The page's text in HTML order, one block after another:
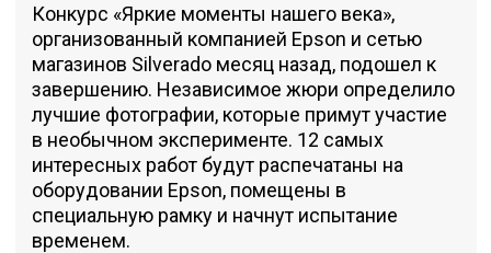
Конкурс «Яркие моменты нашего века»,
организованный компанией Epson и сетью
магазинов Silverado месяц назад, подошел к
завершению. Независимое жюри определило
лучшие фотографии, которые примут участие
в необычном эксперименте. 12 самых
интересных работ будут распечатаны на
оборудовании Epson, помещены в
специальную рамку и начнут испытание
временем.